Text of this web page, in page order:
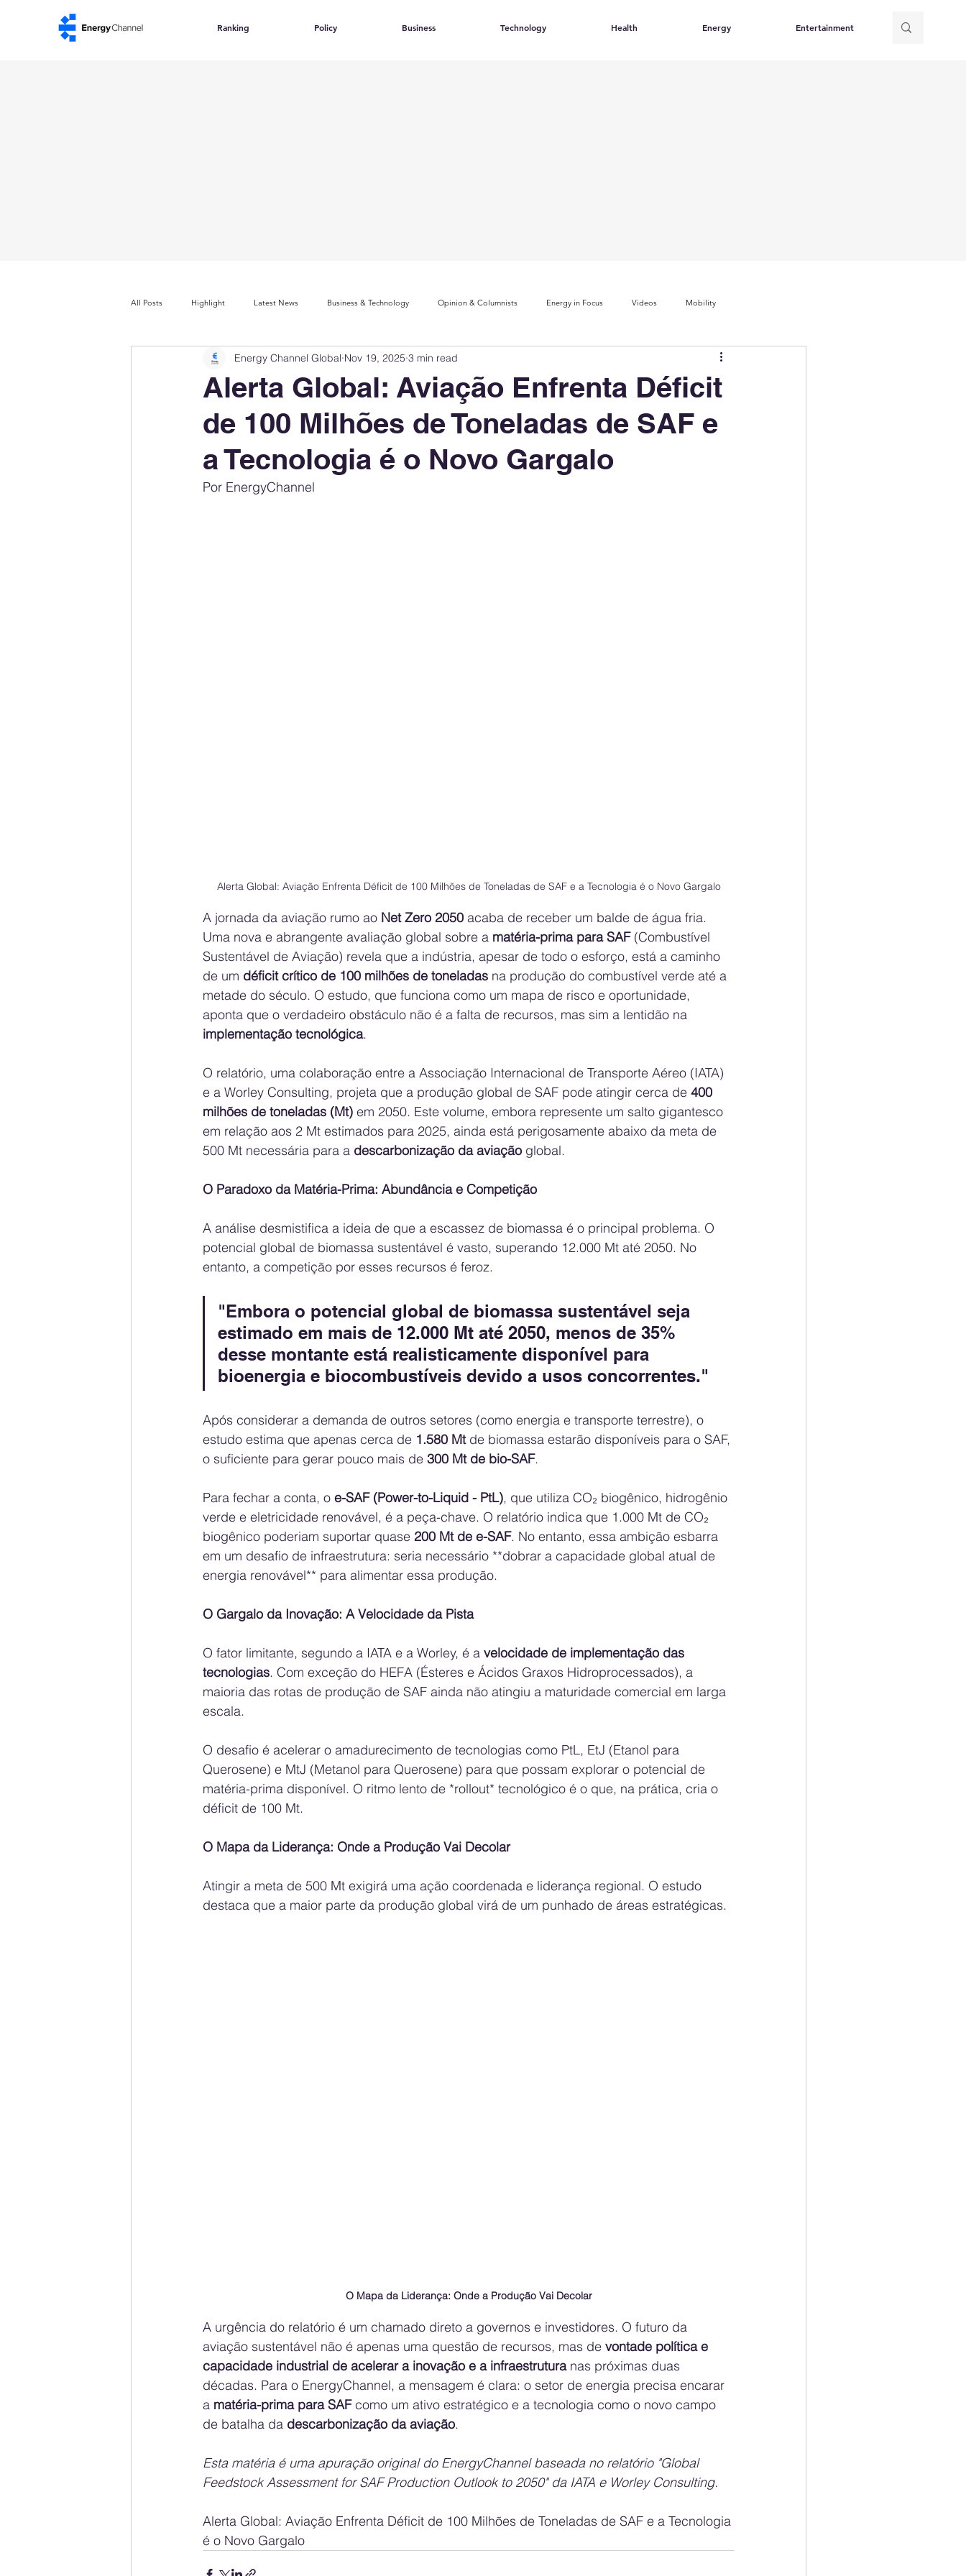
Ranking Policy Business Technology Health Energy Entertainment
All Posts Highlight Latest News Business & Technology Opinion & Columnists Energy in Focus Videos Mobility
Company Rankings Market Leaders Innovation Index Sustainability & ESG Index Electric Mobility Ranking
Energy Storage Ranking United States Policy Public Policy Energy Policy Brand Perception Consumer Choice Climate Policy
International Relations Global Policy
Alerta Global: Aviação Enfrenta Déficit
de 100 Milhões de Toneladas de SAF e
a Tecnologia é o Novo Gargalo
Energy Channel Global Nov 19, 2025 3 min read
Por EnergyChannel
Alerta Global: Aviação Enfrenta Déficit de 100 Milhões de Toneladas de SAF e a Tecnologia é o Novo Gargalo
A jornada da aviação rumo ao Net Zero 2050 acaba de receber um balde de água fria.
Uma nova e abrangente avaliação global sobre a matéria-prima para SAF (Combustível
Sustentável de Aviação) revela que a indústria, apesar de todo o esforço, está a caminho
de um déficit crítico de 100 milhões de toneladas na produção do combustível verde até a
metade do século. O estudo, que funciona como um mapa de risco e oportunidade,
aponta que o verdadeiro obstáculo não é a falta de recursos, mas sim a lentidão na
implementação tecnológica.
O relatório, uma colaboração entre a Associação Internacional de Transporte Aéreo (IATA)
e a Worley Consulting, projeta que a produção global de SAF pode atingir cerca de 400
milhões de toneladas (Mt) em 2050. Este volume, embora represente um salto gigantesco
em relação aos 2 Mt estimados para 2025, ainda está perigosamente abaixo da meta de
500 Mt necessária para a descarbonização da aviação global.
O Paradoxo da Matéria-Prima: Abundância e Competição
A análise desmistifica a ideia de que a escassez de biomassa é o principal problema. O
potencial global de biomassa sustentável é vasto, superando 12.000 Mt até 2050. No
entanto, a competição por esses recursos é feroz.
"Embora o potencial global de biomassa sustentável seja
estimado em mais de 12.000 Mt até 2050, menos de 35%
desse montante está realisticamente disponível para
bioenergia e biocombustíveis devido a usos concorrentes."
Após considerar a demanda de outros setores (como energia e transporte terrestre), o
estudo estima que apenas cerca de 1.580 Mt de biomassa estarão disponíveis para o SAF,
o suficiente para gerar pouco mais de 300 Mt de bio-SAF.
Para fechar a conta, o e-SAF (Power-to-Liquid - PtL), que utiliza CO₂ biogênico, hidrogênio
verde e eletricidade renovável, é a peça-chave. O relatório indica que 1.000 Mt de CO₂
biogênico poderiam suportar quase 200 Mt de e-SAF. No entanto, essa ambição esbarra
em um desafio de infraestrutura: seria necessário **dobrar a capacidade global atual de
energia renovável** para alimentar essa produção.
O Gargalo da Inovação: A Velocidade da Pista
O fator limitante, segundo a IATA e a Worley, é a velocidade de implementação das
tecnologias. Com exceção do HEFA (Ésteres e Ácidos Graxos Hidroprocessados), a
maioria das rotas de produção de SAF ainda não atingiu a maturidade comercial em larga
escala.
O desafio é acelerar o amadurecimento de tecnologias como PtL, EtJ (Etanol para
Querosene) e MtJ (Metanol para Querosene) para que possam explorar o potencial de
matéria-prima disponível. O ritmo lento de *rollout* tecnológico é o que, na prática, cria o
déficit de 100 Mt.
O Mapa da Liderança: Onde a Produção Vai Decolar
Atingir a meta de 500 Mt exigirá uma ação coordenada e liderança regional. O estudo
destaca que a maior parte da produção global virá de um punhado de áreas estratégicas.
O Mapa da Liderança: Onde a Produção Vai Decolar
A urgência do relatório é um chamado direto a governos e investidores. O futuro da
aviação sustentável não é apenas uma questão de recursos, mas de vontade política e
capacidade industrial de acelerar a inovação e a infraestrutura nas próximas duas
décadas. Para o EnergyChannel, a mensagem é clara: o setor de energia precisa encarar
a matéria-prima para SAF como um ativo estratégico e a tecnologia como o novo campo
de batalha da descarbonização da aviação.
Esta matéria é uma apuração original do EnergyChannel baseada no relatório "Global
Feedstock Assessment for SAF Production Outlook to 2050" da IATA e Worley Consulting.
Alerta Global: Aviação Enfrenta Déficit de 100 Milhões de Toneladas de SAF e a Tecnologia
é o Novo Gargalo